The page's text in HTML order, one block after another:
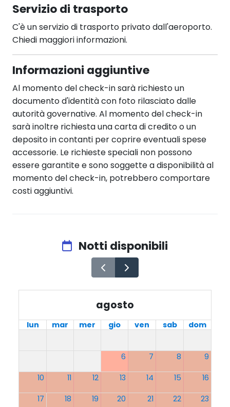
Servizio di trasporto
C'è un servizio di trasporto privato dall'aeroporto.
Chiedi maggiori informazioni.
Informazioni aggiuntive
Al momento del check-in sarà richiesto un
documento d'identità con foto rilasciato dalle
autorità governative. Al momento del check-in
sarà inoltre richiesta una carta di credito o un
deposito in contanti per coprire eventuali spese
accessorie. Le richieste speciali non possono
essere garantite e sono soggette a disponibilità al
momento del check-in, potrebbero comportare
costi aggiuntivi.
Notti disponibili
agosto
lun mar mer gio ven sab dom
6 7 8 9
10 11 12 13 14 15 16
17 18 19 20 21 22 23